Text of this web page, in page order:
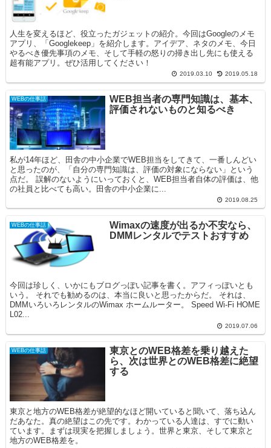
人生を変えるほど、役立ったガジェットの紹介。今回はGoogleのメモ
アプリ、「Googlekeep」を紹介します。アイデア、ネタのメモ、今日
やるべき優先事項のメモ、そして手軽の怒りの掃き出し先にも使える
超有能アプリ。ぜひ活用してください！
2019.03.10 2019.05.18
WEBの仕事話
WEB担当者の専門知識は、基本、
評価されないものと知るべき
私が14年ほど、田舎の中小企業でWEB担当をしてきて、一番しんどい
と思ったのが、「自分の専門知識は、評価の対象にならない」という
点だ。 誤解のないようにいっておくと、WEB担当者自体の評価は、他
の社員と比べても高い。田舎の中小企業に...
2019.08.25
WEBの仕事話
Wimaxの速度が出るか不安なら、
DMMレンタルでテストおすすめ
今回は珍しく、いかにもブログっぽい記事を書く。アフィっぽいとも
いう。 それでも勧めるのは、本当に良いと思ったからだ。 それは、
DMMいろいろレンタルのWimax ホームルーター。 Speed Wi-Fi HOME
L02...
2019.07.06
WEBの仕事話
東京とのWEB格差を乗り越えた
ら、次は世界とのWEB格差に絶望
する
東京と地方のWEB格差が絶望的なほど開いていると聞いて、落ち込ん
だあなた。真の絶望はこの先です。わかっている人達は、すでに動い
ています。まずは現実を把握しましょう。世界と東京、そして東京と
地方のWEB格差を。